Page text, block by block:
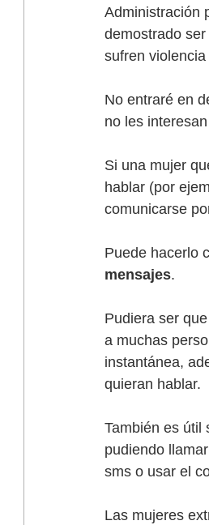
Administración
demostrado
sufren
No entraré en
no les
Si una mujer
hablar (por
comunicarse
Puede hacerlo
mensajes.
Pudiera ser
a muchas
instantánea,
quieran hablar.
También es útil
pudiendo
sms o usar el
Las mujeres